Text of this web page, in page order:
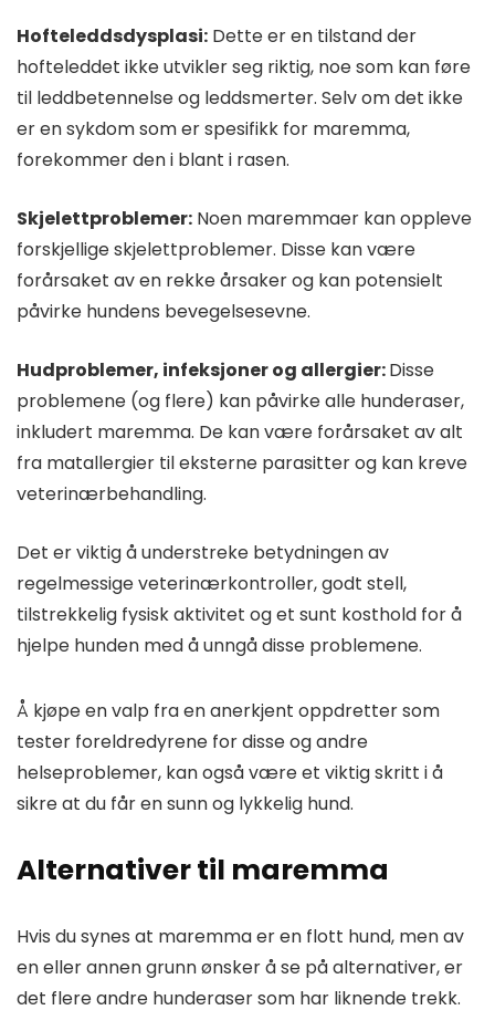
Hofteleddsdysplasi: Dette er en tilstand der
hofteleddet ikke utvikler seg riktig, noe som kan føre
til leddbetennelse og leddsmerter. Selv om det ikke
er en sykdom som er spesifikk for maremma,
forekommer den i blant i rasen.
Skjelettproblemer: Noen maremmaer kan oppleve
forskjellige skjelettproblemer. Disse kan være
forårsaket av en rekke årsaker og kan potensielt
påvirke hundens bevegelsesevne.
Hudproblemer, infeksjoner og allergier:Disse
problemene (og flere) kan påvirke alle hunderaser,
inkludert maremma. De kan være forårsaket av alt
fra matallergier til eksterne parasitter og kan kreve
veterinærbehandling.
Det er viktig å understreke betydningen av
regelmessige veterinærkontroller, godt stell,
tilstrekkelig fysisk aktivitet og et sunt kosthold for å
hjelpe hunden med å unngå disse problemene.
Å kjøpe en valp fra en anerkjent oppdretter som
tester foreldredyrene for disse og andre
helseproblemer, kan også være et viktig skritt i å
sikre at du får en sunn og lykkelig hund.
Alternativer til maremma
Hvis du synes at maremma er en flott hund, men av
en eller annen grunn ønsker å se på alternativer, er
det flere andre hunderaser som har liknende trekk.